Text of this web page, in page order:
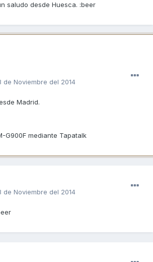
saludo desde Huesca. :beer
de Noviembre del 2014
Madrid.
G900F mediante Tapatalk
de Noviembre del 2014